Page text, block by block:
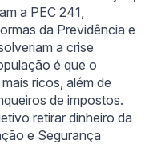
a PEC 241,
da Previdência e
a crise
é que o
ricos, além de
de impostos.
retirar dinheiro da
e Segurança